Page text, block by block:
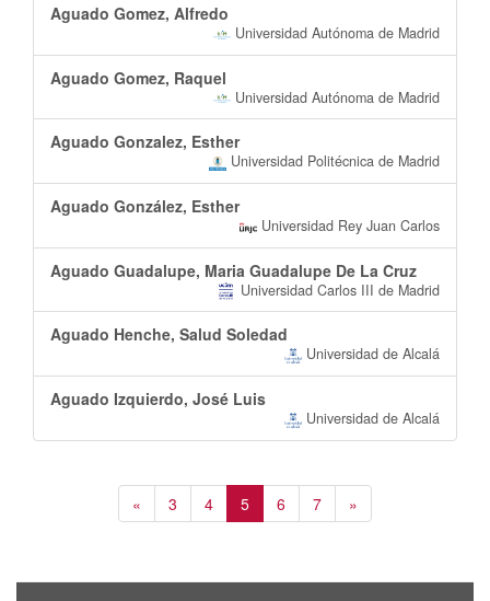
Aguado Gomez, Alfredo
Universidad Autónoma de Madrid
Aguado Gomez, Raquel
Universidad Autónoma de Madrid
Aguado Gonzalez, Esther
Universidad Politécnica de Madrid
Aguado González, Esther
Universidad Rey Juan Carlos
Aguado Guadalupe, Maria Guadalupe De La Cruz
Universidad Carlos III de Madrid
Aguado Henche, Salud Soledad
Universidad de Alcalá
Aguado Izquierdo, José Luis
Universidad de Alcalá
« 3 4 5 6 7 »